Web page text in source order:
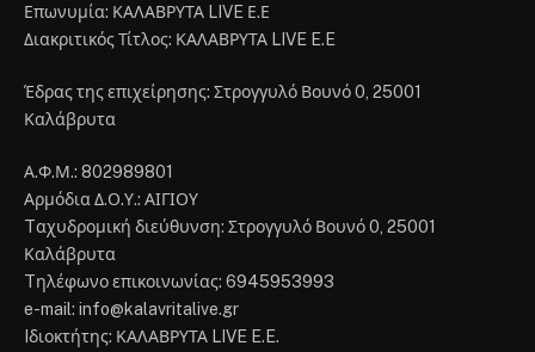
Επωνυμία: ΚΑΛΑΒΡΥΤΑ LIVE Ε.Ε
Διακριτικός Τίτλος: ΚΑΛΑΒΡΥΤΑ LIVE E.E
Έδρας της επιχείρησης: Στρογγυλό Βουνό 0, 25001
Καλάβρυτα
Α.Φ.Μ.: 802989801
Αρμόδια Δ.Ο.Υ.: ΑΙΓΙΟΥ
Tαχυδρομική διεύθυνση: Στρογγυλό Βουνό 0, 25001
Καλάβρυτα
Tηλέφωνο επικοινωνίας: 6945953993
e-mail: info@kalavritalive.gr
Iδιοκτήτης: ΚΑΛΑΒΡΥΤΑ LIVE E.E.